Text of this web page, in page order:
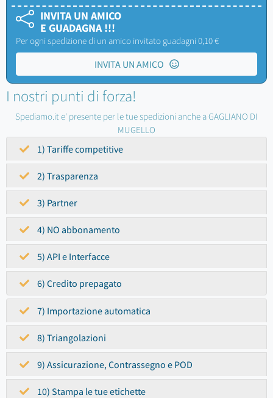
INVITA UN AMICO
E GUADAGNA !!!
Per ogni spedizione di un amico invitato guadagni 0,10 €
INVITA UN AMICO
I nostri punti di forza!
Spediamo.it e' presente per le tue spedizioni anche a GAGLIANO DI
MUGELLO
1) Tariffe competitive
2) Trasparenza
3) Partner
4) NO abbonamento
5) API e Interfacce
6) Credito prepagato
7) Importazione automatica
8) Triangolazioni
9) Assicurazione, Contrassegno e POD
10) Stampa le tue etichette